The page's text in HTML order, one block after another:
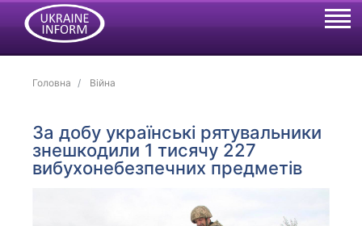
Головна Війна
За добу українські рятувальники
знешкодили 1 тисячу 227
вибухонебезпечних предметів